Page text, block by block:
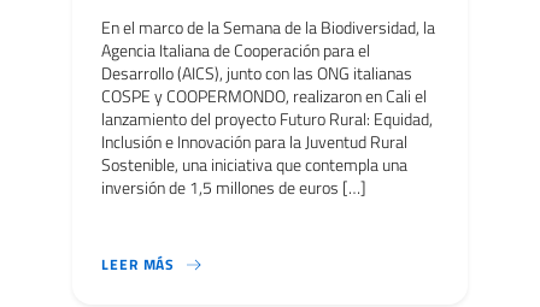
En el marco de la Semana de la Biodiversidad, la
Agencia Italiana de Cooperación para el
Desarrollo (AICS), junto con las ONG italianas
COSPE y COOPERMONDO, realizaron en Cali el
lanzamiento del proyecto Futuro Rural: Equidad,
Inclusión e Innovación para la Juventud Rural
Sostenible, una iniciativa que contempla una
inversión de 1,5 millones de euros […]
LEER MÁS EN EL MARCO DE LA SEMANA DE LA